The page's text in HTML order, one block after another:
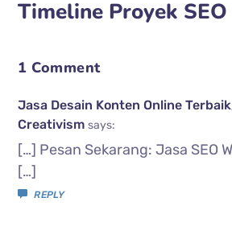
Timeline Proyek
1 Comment
Jasa Desain Konten Online
Creativism says:
[…] Pesan Sekarang: Jasa SEO
[…]
REPLY